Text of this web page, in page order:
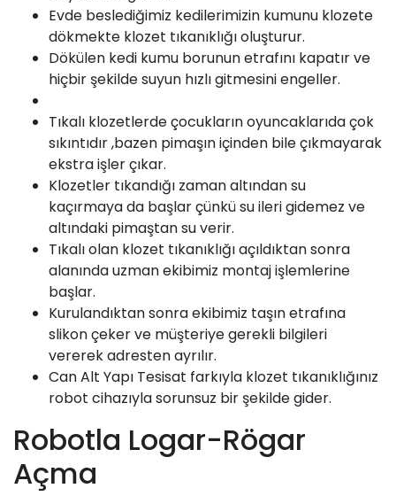
Evde beslediğimiz kedilerimizin kumunu klozete
dökmekte klozet tıkanıklığı oluşturur.
Dökülen kedi kumu borunun etrafını kapatır ve
hiçbir şekilde suyun hızlı gitmesini engeller.
Tıkalı klozetlerde çocukların oyuncaklarıda çok
sıkıntıdır ,bazen pimaşın içinden bile çıkmayarak
ekstra işler çıkar.
Klozetler tıkandığı zaman altından su
kaçırmaya da başlar çünkü su ileri gidemez ve
altındaki pimaştan su verir.
Tıkalı olan klozet tıkanıklığı açıldıktan sonra
alanında uzman ekibimiz montaj işlemlerine
başlar.
Kurulandıktan sonra ekibimiz taşın etrafına
slikon çeker ve müşteriye gerekli bilgileri
vererek adresten ayrılır.
Can Alt Yapı Tesisat farkıyla klozet tıkanıklığınız
robot cihazıyla sorunsuz bir şekilde gider.
Robotla Logar-Rögar
Açma